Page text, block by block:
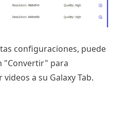
configuraciones, puede
"Convertir" para
a su Galaxy Tab.